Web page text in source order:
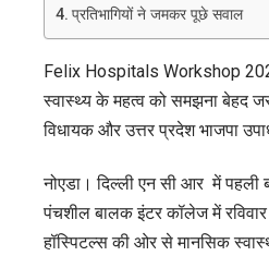
प्रतिभागियों ने जमकर पूछे सवाल
Felix Hospitals Workshop
स्वास्थ्य के महत्व को समझना बेहद
विधायक और उत्तर प्रदेश भाजपा
नोएडा। दिल्ली एन सी आर में पहली
पंचशील बालक इंटर कॉलेज में
हॉस्पिटल्स की ओर से मानसिक